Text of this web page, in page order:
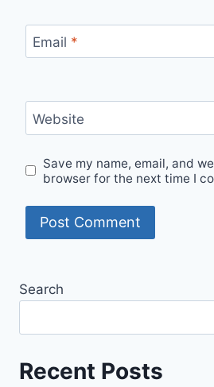
Email *
Website
Save my name, email, and
browser for the next time I
Search
Recent Posts